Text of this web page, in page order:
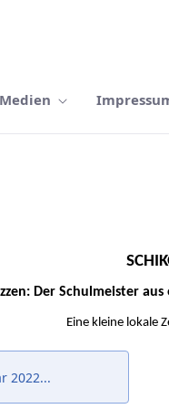
Medien
Der Schulmeister
Eine kleine lokale
2022...